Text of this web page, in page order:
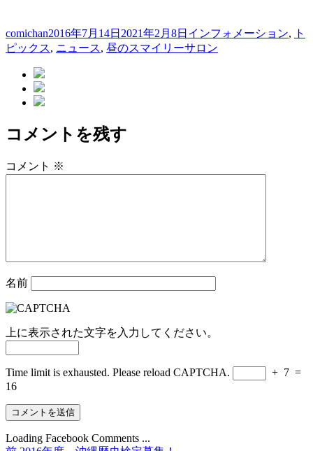
投
稿
comichan投
稿
2016年7月14日 2021年2月8日 カ
テ
インフォメーション,
ト
ピックス, ニュース, 昼のスマイリーサロン
コメントを残す
コメント ※
名前
上に表示された文字を入力してください。
Time limit is exhausted. Please reload CAPTCHA. + 7 =
16
Loading Facebook Comments ...